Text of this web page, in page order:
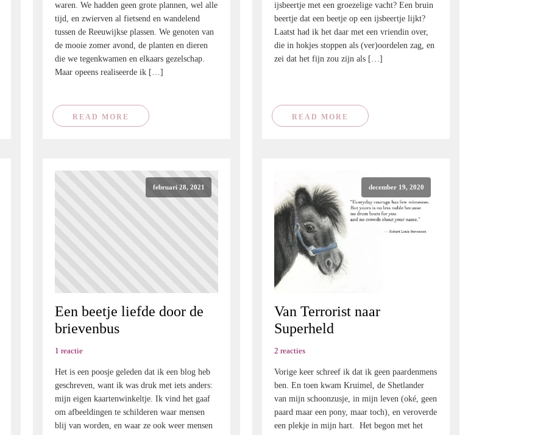
waren. We hadden geen grote plannen, wel alle
tijd, en zwierven al fietsend en wandelend
tussen de Reeuwijkse plassen. We genoten van
de mooie zomer avond, de planten en dieren
die we tegenkwamen en elkaars gezelschap.
Maar opeens realiseerde ik […]
READ MORE
ijsbeertje met een groezelige vacht? Een bruin
beertje dat een beetje op een ijsbeertje lijkt?
Laatst had ik het daar met een vriendin over,
die in hokjes stoppen als (ver)oordelen zag, en
zei dat het fijn zou zijn als […]
READ MORE
februari 28, 2021
Een beetje liefde door de
brievenbus
1 reactie
Het is een poosje geleden dat ik een blog heb
geschreven, want ik was druk met iets anders:
mijn eigen kaartenwinkeltje. Ik vind het gaaf
om afbeeldingen te schilderen waar mensen
blij van worden, en waar ze ook weer mensen
december 19, 2020
Van Terrorist naar
Superheld
2 reacties
Vorige keer schreef ik dat ik geen paardenmens
ben. En toen kwam Kruimel, de Shetlander
van mijn schoonzusje, in mijn leven (oké, geen
paard maar een pony, maar toch), en veroverde
een plekje in mijn hart. Het begon met het